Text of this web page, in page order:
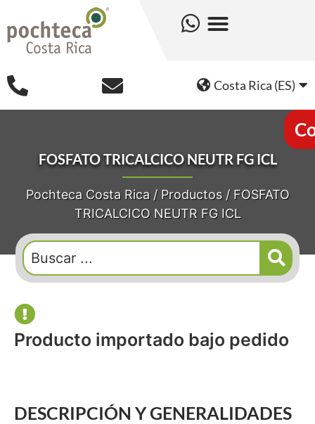
Costa Rica (ES)
FOSFATO TRICALCICO NEUTR FG ICL
Pochteca Costa Rica/ Productos/ FOSFATO
TRICALCICO NEUTR FG ICL
Producto importado bajo pedido
DESCRIPCIÓN Y GENERALIDADES